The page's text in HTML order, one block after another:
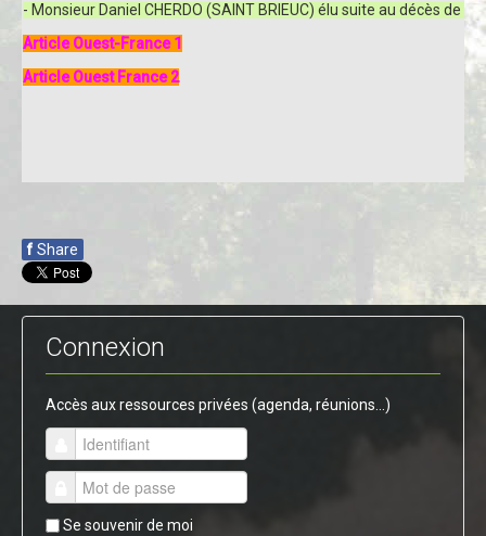
- Monsieur Daniel CHERDO (SAINT BRIEUC) élu suite au décès de
Article Ouest-France 1
Article Ouest France 2
f Share
Connexion
Accès aux ressources privées (agenda, réunions...)
Se souvenir de moi